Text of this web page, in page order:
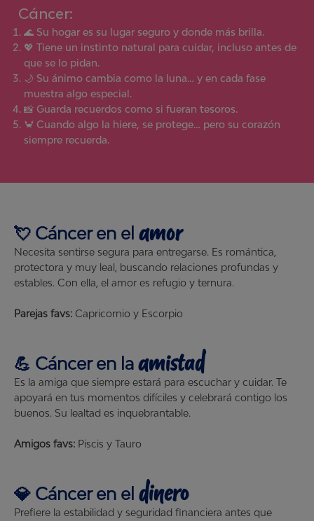
Cáncer:
🌊 Su hogar es su lugar seguro y donde más brilla.
💖 Tiene un instinto natural para cuidar, incluso antes de
que se lo pidan.
🌙 Su ánimo cambia como la luna… y en cada fase
muestra algo especial.
📸 Guarda recuerdos como si fueran tesoros.
🦀 Cuando algo la hiere, se protege… pero su corazón
siempre recuerda.
💘 Cánceren el amor
Necesita sentirse segura para entregarse. Es romántica,
protectora y muy leal, buscando relaciones profundas y
estables. Con ella, el amor es refugio y ternura.
Parejas favs: Capricornio y Escorpio
💪 Cánceren la amistad
Es la amiga que siempre estará para escuchar y cuidar. Te
apoyará en tus momentos difíciles y celebrará contigo los
buenos. Su lealtad es inquebrantable.
Amigos favs: Piscis y Tauro
💎 Cánceren el dinero
Prefiere la estabilidad y seguridad financiera antes que